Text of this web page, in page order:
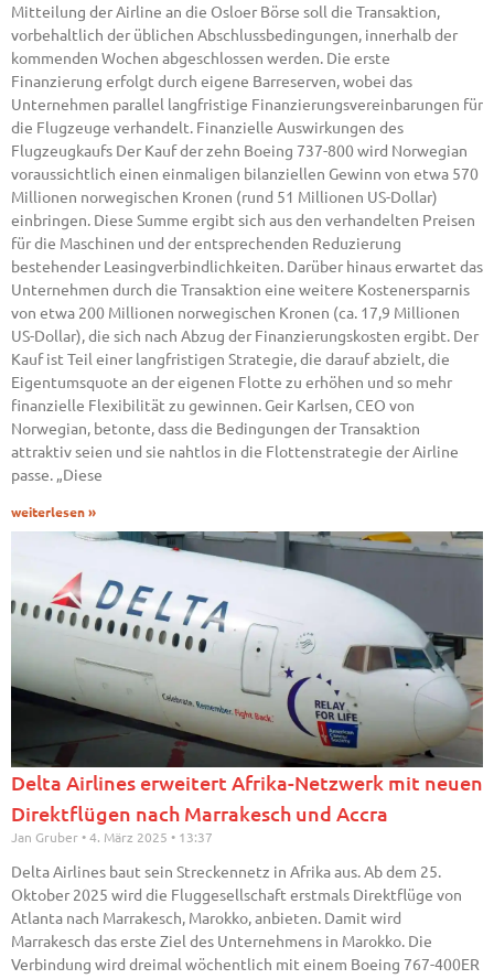
Mitteilung der Airline an die Osloer Börse soll die Transaktion,
vorbehaltlich der üblichen Abschlussbedingungen, innerhalb der
kommenden Wochen abgeschlossen werden. Die erste
Finanzierung erfolgt durch eigene Barreserven, wobei das
Unternehmen parallel langfristige Finanzierungsvereinbarungen für
die Flugzeuge verhandelt. Finanzielle Auswirkungen des
Flugzeugkaufs Der Kauf der zehn Boeing 737-800 wird Norwegian
voraussichtlich einen einmaligen bilanziellen Gewinn von etwa 570
Millionen norwegischen Kronen (rund 51 Millionen US-Dollar)
einbringen. Diese Summe ergibt sich aus den verhandelten Preisen
für die Maschinen und der entsprechenden Reduzierung
bestehender Leasingverbindlichkeiten. Darüber hinaus erwartet das
Unternehmen durch die Transaktion eine weitere Kostenersparnis
von etwa 200 Millionen norwegischen Kronen (ca. 17,9 Millionen
US-Dollar), die sich nach Abzug der Finanzierungskosten ergibt. Der
Kauf ist Teil einer langfristigen Strategie, die darauf abzielt, die
Eigentumsquote an der eigenen Flotte zu erhöhen und so mehr
finanzielle Flexibilität zu gewinnen. Geir Karlsen, CEO von
Norwegian, betonte, dass die Bedingungen der Transaktion
attraktiv seien und sie nahtlos in die Flottenstrategie der Airline
passe. „Diese
weiterlesen »
Delta Airlines erweitert Afrika-Netzwerk mit neuen
Direktflügen nach Marrakesch und Accra
Jan Gruber 4. März 2025 13:37
Delta Airlines baut sein Streckennetz in Afrika aus. Ab dem 25.
Oktober 2025 wird die Fluggesellschaft erstmals Direktflüge von
Atlanta nach Marrakesch, Marokko, anbieten. Damit wird
Marrakesch das erste Ziel des Unternehmens in Marokko. Die
Verbindung wird dreimal wöchentlich mit einem Boeing 767-400ER